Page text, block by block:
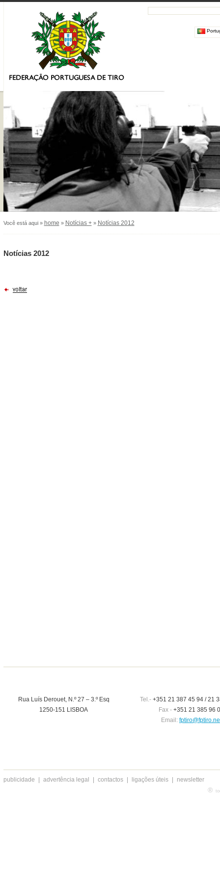
Você está aqui » home » Notícias +» Notícias 2012
Notícias 2012
Rua Luís Derouet, N.º 27 – 3.º Esq
1250-151 LISBOA
Tel.-+351 21 387 45 94 / 21
Fax - +351 21 385 96
Email:
publicidade advertência legal contactos ligações úteis newsletter
®